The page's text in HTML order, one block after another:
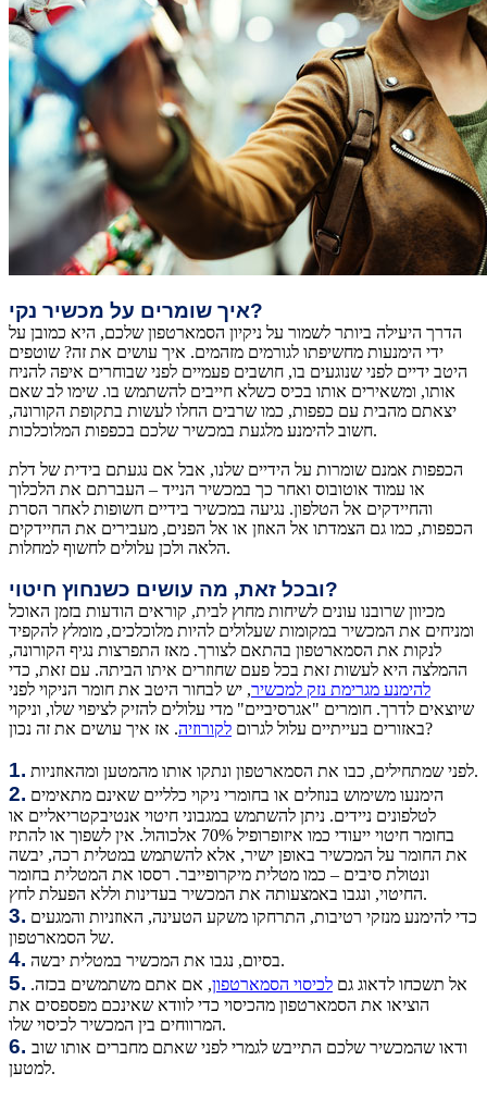
איך שומרים על מכשיר נקי?
הדרך היעילה ביותר לשמור על ניקיון הסמארטפון שלכם, היא כמובן על
ידי הימנעות מחשיפתו לגורמים מזהמים. איך עושים את זה? שוטפים
היטב ידיים לפני שנוגעים בו, חושבים פעמיים לפני שבוחרים איפה להניח
אותו, ומשאירים אותו בכיס כשלא חייבים להשתמש בו. שימו לב שאם
יצאתם מהבית עם כפפות, כמו שרבים החלו לעשות בתקופת הקורונה,
חשוב להימנע מלגעת במכשיר שלכם בכפפות המלוכלכות.
הכפפות אמנם שומרות על הידיים שלנו, אבל אם נגעתם בידית של דלת
או עמוד אוטובוס ואחר כך במכשיר הנייד – העברתם את הלכלוך
והחיידקים אל הטלפון. נגיעה במכשיר בידיים חשופות לאחר הסרת
הכפפות, כמו גם הצמדתו אל האוזן או אל הפנים, מעבירים את החיידקים
הלאה ולכן עלולים לחשוף למחלות.
ובכל זאת, מה עושים כשנחוץ חיטוי?
מכיוון שרובנו עונים לשיחות מחוץ לבית, קוראים הודעות בזמן האוכל
ומניחים את המכשיר במקומות שעלולים להיות מלוכלכים, מומלץ להקפיד
לנקות את הסמארטפון בהתאם לצורך. מאז התפרצות נגיף הקורונה,
ההמלצה היא לעשות זאת בכל פעם שחוזרים איתו הביתה. עם זאת, כדי
להימנע מגרימת נזק למכשיר, יש לבחור היטב את חומר הניקוי לפני
שיוצאים לדרך. חומרים "אגרסיביים" מדי עלולים להזיק לציפוי שלו, וניקוי
באזורים בעייתיים עלול לגרום לקורוזיה . אז איך עושים את זה נכון?
1. לפני שמתחילים, כבו את הסמארטפון ונתקו אותו מהמטען ומהאוזניות.
2. הימנעו משימוש בנוזלים או בחומרי ניקוי כלליים שאינם מתאימים
לטלפונים ניידים. ניתן להשתמש במגבוני חיטוי אנטיבקטריאליים או
בחומר חיטוי ייעודי כמו איזופרופיל 70% אלכוהול. אין לשפוך או להתיז
את החומר על המכשיר באופן ישיר, אלא להשתמש במטלית רכה, יבשה
ונטולת סיבים – כמו מטלית מיקרופייבר. רססו את המטלית בחומר
החיטוי, ונגבו באמצעותה את המכשיר בעדינות וללא הפעלת לחץ.
3. כדי להימנע מנזקי רטיבות, התרחקו משקע הטעינה, האוזניות והמגעים
של הסמארטפון.
4. בסיום, נגבו את המכשיר במטלית יבשה.
5. אל תשכחו לדאוג גם לכיסוי הסמארטפון, אם אתם משתמשים בכזה.
הוציאו את הסמארטפון מהכיסוי כדי לוודא שאינכם מפספסים את
המרווחים בין המכשיר לכיסוי שלו.
6. ודאו שהמכשיר שלכם התייבש לגמרי לפני שאתם מחברים אותו שוב
למטען.